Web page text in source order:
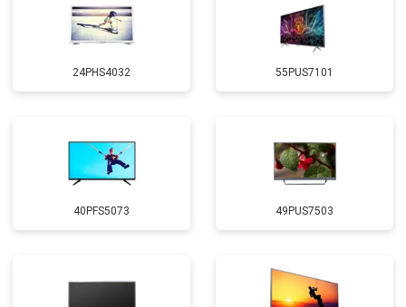
24PHS4032 55PUS7101
40PFS5073 49PUS7503